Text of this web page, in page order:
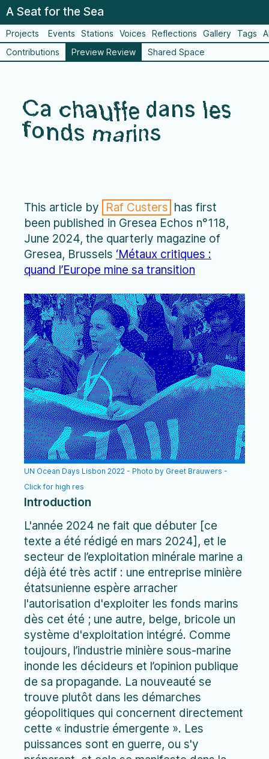
A Seat for the Sea
Projects Events Stations Voices Reflections Gallery Tags
Contributions
Preview Review Shared Space
Ca chauffe dans les
fonds marins
This article by Raf Custers has first
been published in Gresea Echos n°118,
June 2024, the quarterly magazine of
Gresea, Brussels ‘Métaux critiques :
quand l’Europe mine sa transition
UN Ocean Days Lisbon 2022 - Photo by Greet Brauwers -
Click for high res
Introduction
L'année 2024 ne fait que débuter [ce
texte a été rédigé en mars 2024], et le
secteur de l’exploitation minérale marine a
déjà été très actif : une entreprise minière
étatsunienne espère arracher
l'autorisation d'exploiter les fonds marins
dès cet été ; une autre, belge, bricole un
système d'exploitation intégré. Comme
toujours, l’industrie minière sous-marine
inonde les décideurs et l’opinion publique
de sa propagande. La nouveauté se
trouve plutôt dans les démarches
géopolitiques qui concernent directement
cette « industrie émergente ». Les
puissances sont en guerre, ou s'y